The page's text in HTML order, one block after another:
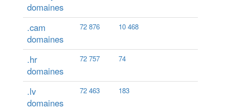
domaines
.cam
domaines
72 876 10 468
.hr
domaines
72 757 74
.lv
domaines
72 463 183